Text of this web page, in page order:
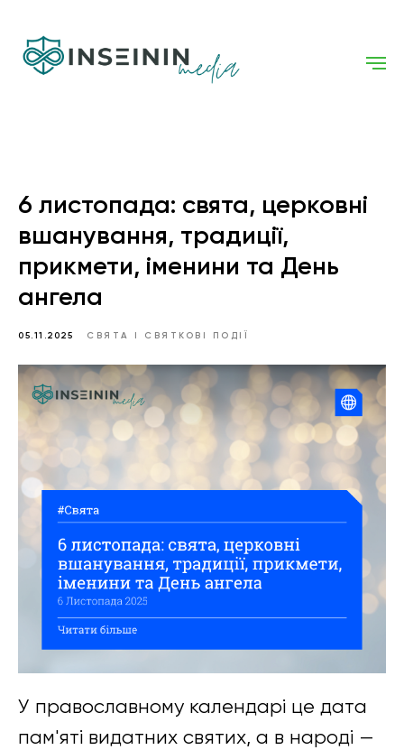
6 листопада: свята, церковні
вшанування, традиції,
прикмети, іменини та День
ангела
05.11.2025 СВЯТА І СВЯТКОВІ ПОДІЇ
У православному календарі це дата
пам'яті видатних святих, а в народі —